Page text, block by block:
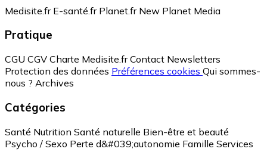
Medisite.fr E-santé.fr Planet.fr New Planet Media
Pratique
CGU CGV Charte Medisite.fr Contact Newsletters
Protection des données Préférences cookies Qui sommes-
nous ? Archives
Catégories
Santé Nutrition Santé naturelle Bien-être et beauté
Psycho / Sexo Perte d&#039;autonomie Famille Services